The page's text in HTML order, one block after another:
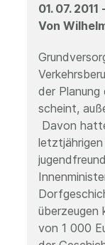
01. 07. 2011
Von
der Planung
scheint,
Davon
überzeugen
von 1 000